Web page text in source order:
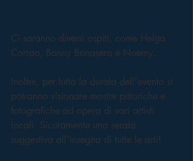
Ci saranno diversi ospiti, come Helga
Corrao, Bonny Bonasera e Noemy.
Inoltre, per tutta la durata dell'evento si
potranno visionare mostre pittoriche e
fotografiche ad opera di vari artisti
locali. Sicuramente una serata
suggestiva all'insegna di tutte le arti!